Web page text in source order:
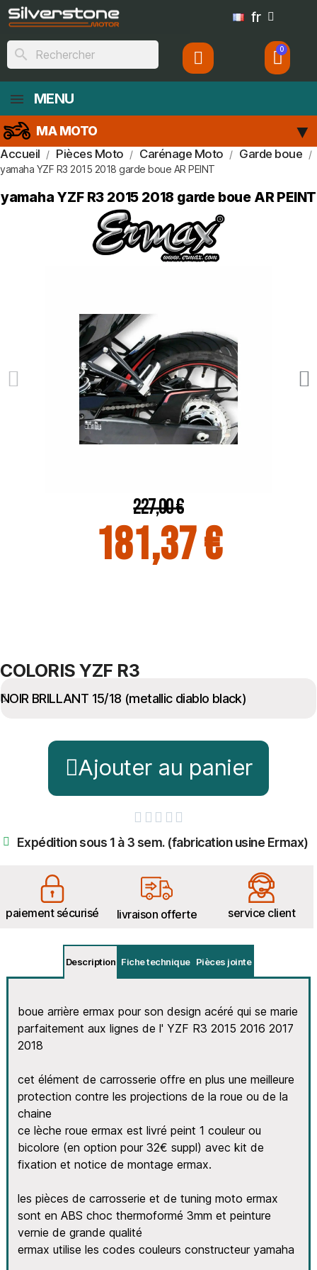
fr
search
MENU
MA MOTO
Accueil Pièces Moto Carénage Moto Garde boue
yamaha YZF R3 2015 2018 garde boue AR PEINT
yamaha YZF R3 2015 2018 garde boue AR PEINT
227,00 €
181,37 €
COLORIS YZF R3
Ajouter au panier
    
Expédition sous 1 à 3 sem. (fabrication usine Ermax)
paiement sécurisé livraison offerte service client
Description Fiche technique Pièces jointe
boue arrière ermax pour son design acéré qui se marie
parfaitement aux lignes de l' YZF R3 2015 2016 2017
2018
cet élément de carrosserie offre en plus une meilleure
protection contre les projections de la roue ou de la
chaine
ce lèche roue ermax est livré peint 1 couleur ou
bicolore (en option pour 32€ suppl) avec kit de
fixation et notice de montage ermax.
les pièces de carrosserie et de tuning moto ermax
sont en ABS choc thermoformé 3mm et peinture
vernie de grande qualité
ermax utilise les codes couleurs constructeur yamaha